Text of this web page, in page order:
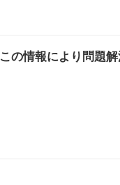
この情報により問題